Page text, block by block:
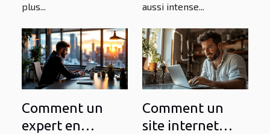
plus...
aussi intense...
Comment un
expert en
Comment un
site internet